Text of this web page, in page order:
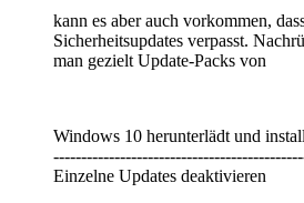
kann es aber auch vorkommen,
Sicherheitsupdates verpasst.
man gezielt Update-Packs von
Windows 10 herunterlädt und
Einzelne Updates deaktivieren